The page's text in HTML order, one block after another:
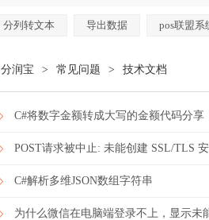
分列转文本 导出数据 pos联盟系
分润宝 > 常见问题 > 技术文档
C#将数字金额转成大写的金额代码分享
POST请求被中止: 未能创建 SSL/TLS
C#解析多维JSON数组字符串
为什么微信在电脑端登录不上，显示未